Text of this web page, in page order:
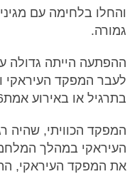
והחלו בלחימה עם
גמורה.
ההפתעה הייתה גדולה
לעבר המפקד העיראקי
בתרגיל או באירוע אמת6...
המפקד הכוויתי, שהיה
העיראקי במהלך
את המפקד העיראקי,